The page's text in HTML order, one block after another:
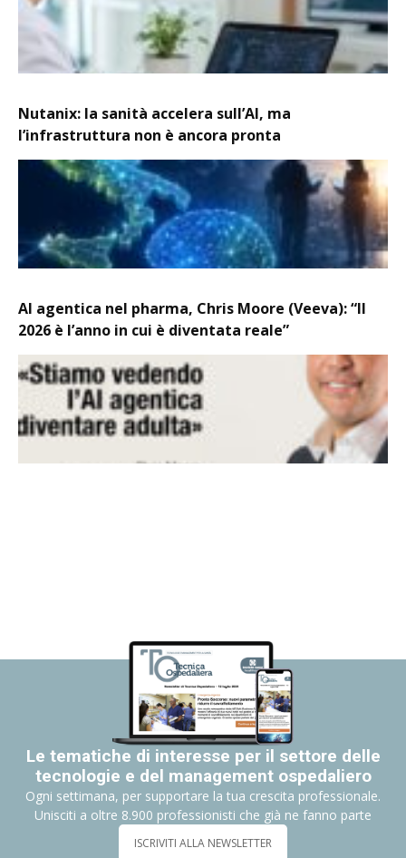
Nutanix: la sanità accelera sull’AI, ma
l’infrastruttura non è ancora pronta
AI agentica nel pharma, Chris Moore (Veeva): “Il
2026 è l’anno in cui è diventata reale”
Le tematiche di interesse per il settore delle
tecnologie e del management ospedaliero
Ogni settimana, per supportare la tua crescita professionale.
Unisciti a oltre 8.900 professionisti che già ne fanno parte
ISCRIVITI ALLA NEWSLETTER